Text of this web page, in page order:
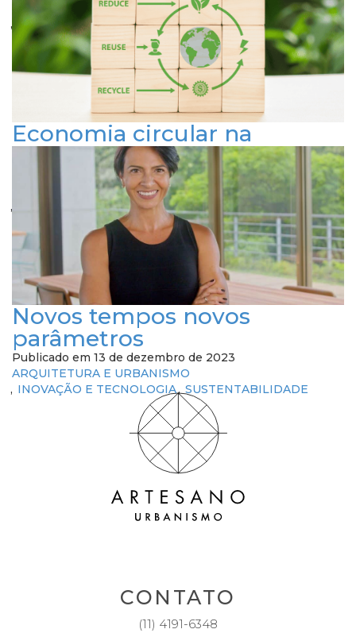
ARQUITETURA E URBANISMO
INOVAÇÃO E TECNOLOGIA
SUSTENTABILIDADE
Economia circular na
construção civil
Publicado em 14 de fevereiro de 2024
ARQUITETURA E URBANISMO
INOVAÇÃO E TECNOLOGIA
SUSTENTABILIDADE
Novos tempos novos
parâmetros
Publicado em 13 de dezembro de 2023
ARQUITETURA E URBANISMO
INOVAÇÃO E TECNOLOGIA
SUSTENTABILIDADE
CONTATO
(11) 4191-6348